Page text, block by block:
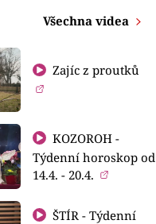
Všechna videa
Zajíc z proutků
KOZOROH -
Týdenní horoskop od
14.4. - 20.4.
ŠTÍR - Týdenní